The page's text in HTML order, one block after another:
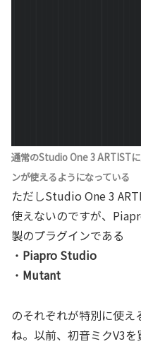
通常のStudio One 3 ARTIST
ンが使えるようになっている
ただしStudio One 3
使えないのですが、
製のプラグインである
・ Piapro Studio
・ Mutant
のそれぞれが特別に使え
ね。以前、初音ミクV3